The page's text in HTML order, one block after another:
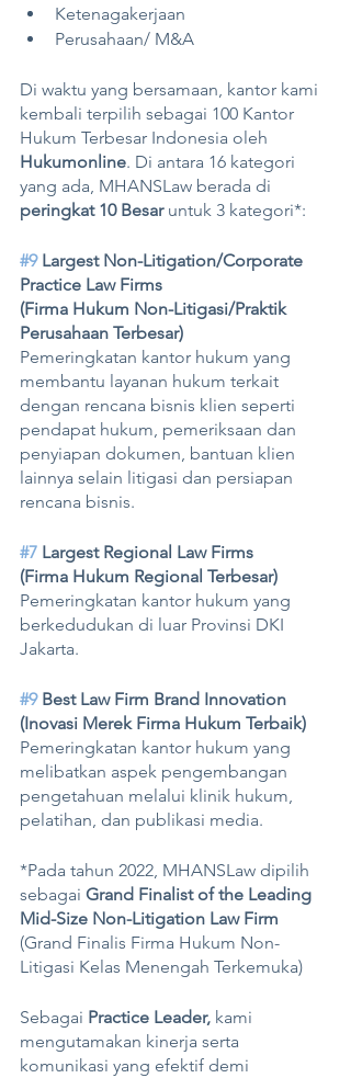
Ketenagakerjaan
Perusahaan/ M&A
Di waktu yang bersamaan, kantor kami
kembali terpilih sebagai 100 Kantor
Hukum Terbesar Indonesia oleh
Hukumonline. Di antara 16 kategori
yang ada, MHANSLaw berada di
peringkat 10 Besar untuk 3 kategori*:
#9 Largest Non-Litigation/Corporate
Practice Law Firms
(Firma Hukum Non-Litigasi/Praktik
Perusahaan Terbesar)
Pemeringkatan kantor hukum yang
membantu layanan hukum terkait
dengan rencana bisnis klien seperti
pendapat hukum, pemeriksaan dan
penyiapan dokumen, bantuan klien
lainnya selain litigasi dan persiapan
rencana bisnis.
#7 Largest Regional Law Firms
(Firma Hukum Regional Terbesar)
Pemeringkatan kantor hukum yang
berkedudukan di luar Provinsi DKI
Jakarta.
#9 Best Law Firm Brand Innovation
(Inovasi Merek Firma Hukum Terbaik)
Pemeringkatan kantor hukum yang
melibatkan aspek pengembangan
pengetahuan melalui klinik hukum,
pelatihan, dan publikasi media.
*Pada tahun 2022, MHANSLaw dipilih
sebagai Grand Finalist of the Leading
Mid-Size Non-Litigation Law Firm
(Grand Finalis Firma Hukum Non-
Litigasi Kelas Menengah Terkemuka)
Sebagai Practice Leader, kami
mengutamakan kinerja serta
komunikasi yang efektif demi